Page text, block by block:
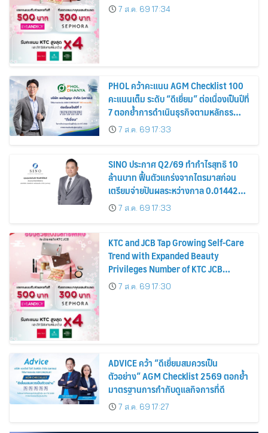
7 ส.ค. 69 17:34
PHOL คว้าคะแนน AGM Checklist 100
คะแนนเต็ม ระดับ “ดีเยี่ยม” ต่อเนื่องเป็นปีที่
7 ตอกย้ำการดำเนินธุรกิจตามหลักธร
รมาภิบาล โปร่งใส สร้างความเชื่อมั่นผู้ถือ
หุ้น
7 ส.ค. 69 17:33
SINO ประกาศ Q2/69 ทำกำไรสุทธิ 10
ล้านบาท ฟื้นตัวแกร่งจากไตรมาสก่อน
เตรียมจ่ายปันผลระหว่างกาล 0.014423
บาทต่อหุ้น ครึ่งปีหลังมุ่งเติบโตต่อเนื่อง
7 ส.ค. 69 17:33
KTC and JCB Tap Growing Self-Care
Trend with Expanded Beauty
Privileges Number of KTC JCB
Cardmembers Spending on
Cosmetics Rises 26%
7 ส.ค. 69 17:30
ADVICE คว้า “ดีเยี่ยมสมควรเป็น
ตัวอย่าง” AGM Checklist 2569 ตอกย้ำ
มาตรฐานการกำกับดูแลกิจการที่ดี
7 ส.ค. 69 17:27